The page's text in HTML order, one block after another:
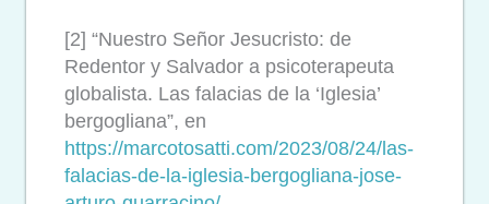
[2] “Nuestro Señor Jesucristo: de
Redentor y Salvador a psicoterapeuta
globalista. Las falacias de la ‘Iglesia’
bergogliana”, en
https://marcotosatti.com/2023/08/24/las-
falacias-de-la-iglesia-bergogliana-jose-